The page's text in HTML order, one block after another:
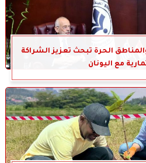
الحرة تبحث تعزيز الشراكة
مع اليونان